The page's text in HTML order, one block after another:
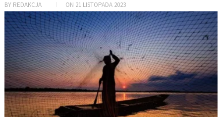
BY REDAKCJA ON 21 LISTOPADA 2023
AKTUALNOŚCI